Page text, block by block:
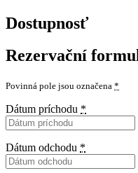
Dostupnosť
Rezervační
Povinná pole jsou označena *
Dátum príchodu *
Dátum odchodu *